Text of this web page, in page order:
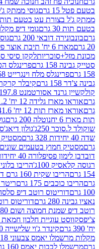
גוסי ממתק ג'ל בצורת עט
עט בטעם תות 15 גרם
200 גרם
גוסי ג'ל בקבוק
פלסטיק
קינדר
לקקן סיסי סטיקס פינגווין
פרינגלס הכל בייגל 158 גרם
מלח וינגרייט 158 גרם
קיבלר קרקר שמינייה קלאב
197.8 גרם
12 יח' 331.2 גרם
12 יח' 441.6 גרם
נוטלה 200 גרם
גולון טווינס
250ג'
גולון דיאג'סטיב מוזלי 365ג'
בטעמים שונים 40 יחידות 328 גרם
40 יחידות 328 גרם
הריבו בלוני לבבות 140 גרם
160 גרם דובי צבעוני
175 גרם
ריטר לבן סמרטיס 100
רוטב דיפ סלסה חריף עדין 300 גרם
דוריטוס רוטב דיפ סלסה חריף
חמוצה ושום 280 גרם
עוגיית חלבון חמאת בוטנים
קינדר ג'וי שלישייה 60 גרם
מרשמלו 150
צבעוני 18 יח' 270 גרם
יאמס 160 גרם